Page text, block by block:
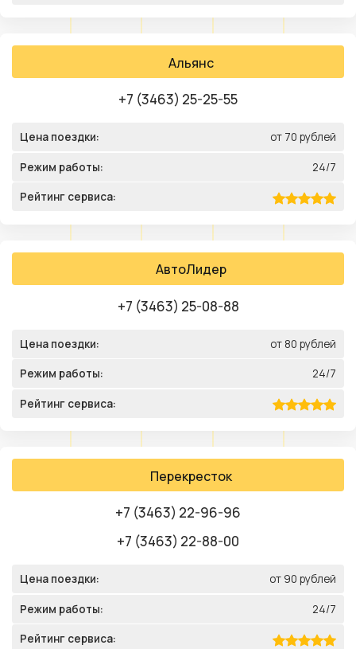
Альянс
+7 (3463) 25-25-55
Цена поездки: от 70 рублей
Режим работы: 24/7
Рейтинг сервиса:
АвтоЛидер
+7 (3463) 25-08-88
Цена поездки: от 80 рублей
Режим работы: 24/7
Рейтинг сервиса:
Перекресток
+7 (3463) 22-96-96
+7 (3463) 22-88-00
Цена поездки: от 90 рублей
Режим работы: 24/7
Рейтинг сервиса: